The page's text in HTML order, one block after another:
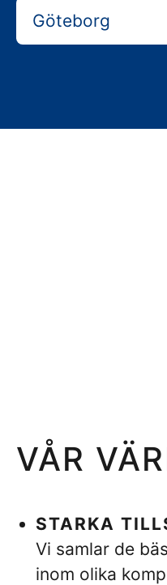
VÅR
STARKA
Vi samlar de
inom olika